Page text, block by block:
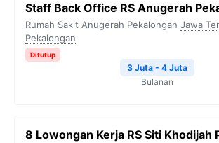
Staff Back Office RS Anugerah
Rumah Sakit Anugerah Pekalongan Jawa
Pekalongan
Ditutup
3 Juta - 4 Juta
Bulanan
8 Lowongan Kerja RS Siti Khodijah